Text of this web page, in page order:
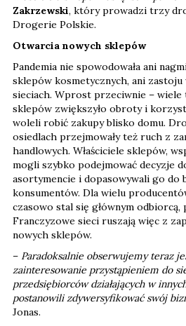
Zakrzewski, który prowadzi trzy
Drogerie Polskie.
Otwarcia nowych sklepów
Pandemia nie spowodowała ani
sklepów kosmetycznych, ani
sieciach. Wprost przeciwnie – wiele
sklepów zwiększyło obroty i
woleli robić zakupy blisko domu.
osiedlach przejmowały też ruch z
handlowych. Właściciele sklepów,
mogli szybko podejmować decyzje
asortymencie i dopasowywali go do
konsumentów. Dla wielu
czasowo stal się głównym odbiorcą,
Franczyzowe sieci ruszają więc z
nowych sklepów.
– Paradoksalnie obserwujemy teraz
zainteresowanie przystąpieniem do
przedsiębiorców działających w
postanowili zdywersyfikować swój
Jonas.